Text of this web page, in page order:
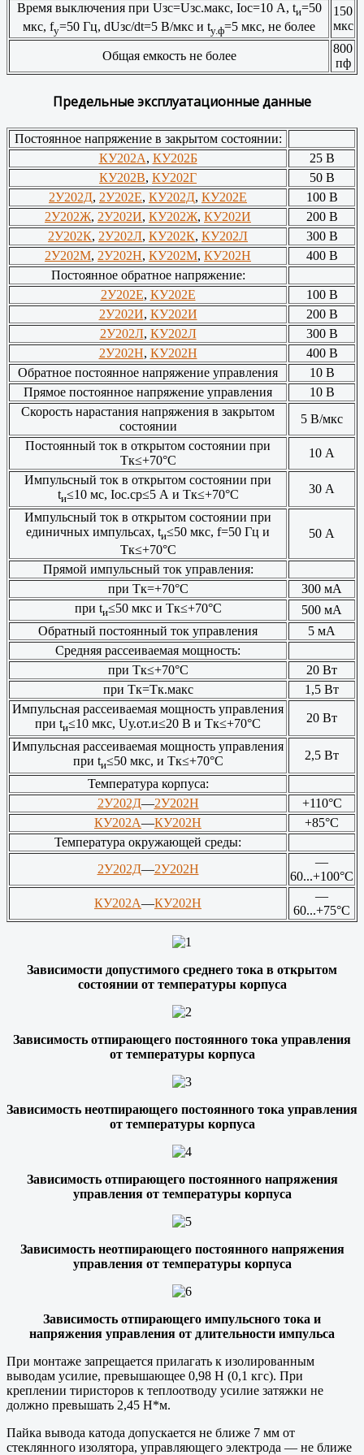
Время выключения при Uзс=Uзс.макс, Iос=10 А, tи=50
мкс, fу=50 Гц, dUзс/dt=5 В/мкс и tу.ф=5 мкс, не более
150
мкс
Общая емкость не более
800
пф
Предельные эксплуатационные данные
Постоянное напряжение в закрытом состоянии:
КУ202А, КУ202Б
25 В
КУ202В, КУ202Г
50 В
2У202Д, 2У202Е, КУ202Д, КУ202Е
100 В
2У202Ж, 2У202И, КУ202Ж, КУ202И
200 В
2У202К, 2У202Л, КУ202К, КУ202Л
300 В
2У202М, 2У202Н, КУ202М, КУ202Н
400 В
Постоянное обратное напряжение:
2У202Е, КУ202Е
100 В
2У202И, КУ202И
200 В
2У202Л, КУ202Л
300 В
2У202Н, КУ202Н
400 В
Обратное постоянное напряжение управления
10 В
Прямое постоянное напряжение управления
10 В
Скорость нарастания напряжения в закрытом
состоянии
5 В/мкс
Постоянный ток в открытом состоянии при
Тк≤+70°С
10 А
Импульсный ток в открытом состоянии при
tи≤10 мс, Iос.ср≤5 А и Тк≤+70°С 30 А
Импульсный ток в открытом состоянии при
единичных импульсах, tи≤50 мкс, f=50 Гц и
Тк≤+70°С
50 А
Прямой импульсный ток управления:
при Тк=+70°С
300 мА
при tи≤50 мкс и Тк≤+70°С
500 мА
Обратный постоянный ток управления
5 мА
Средняя рассеиваемая мощность:
при Тк≤+70°С
20 Вт
при Тк=Тк.макс
1,5 Вт
Импульсная рассеиваемая мощность управления
при tи≤10 мкс, Uу.от.и≤20 В и Тк≤+70°С 20 Вт
Импульсная рассеиваемая мощность управления
при tи≤50 мкс, и Тк≤+70°С 2,5 Вт
Температура корпуса:
2У202Д—2У202Н
+110°С
КУ202А—КУ202Н
+85°С
Температура окружающей среды:
2У202Д—2У202Н
—
60...+100°С
КУ202А—КУ202Н
—
60...+75°С
Зависимости допустимого среднего тока в открытом
состоянии от температуры корпуса
Зависимость отпирающего постоянного тока управления
от температуры корпуса
Зависимость неотпирающего постоянного тока управления
от температуры корпуса
Зависимость отпирающего постоянного напряжения
управления от температуры корпуса
Зависимость неотпирающего постоянного напряжения
управления от температуры корпуса
Зависимость отпирающего импульсного тока и
напряжения управления от длительности импульса
При монтаже запрещается прилагать к изолированным
выводам усилие, превышающее 0,98 Н (0,1 кгс). При
креплении тиристоров к теплоотводу усилие затяжки не
должно превышать 2,45 Н*м.
Пайка вывода катода допускается не ближе 7 мм от
стеклянного изолятора, управляющего электрода — не ближе